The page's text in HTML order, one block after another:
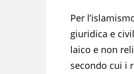
Per
giuridica e
laico e non
secondo cui i